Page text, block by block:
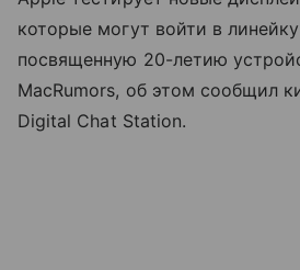
которые могут войти в
посвященную 20-летию
MacRumors, об этом сообщил
Digital Chat Station.